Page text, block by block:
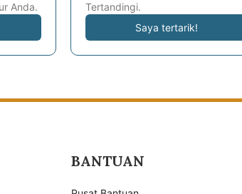
Anda.
Tertandingi.
Saya tertarik!
BANTUAN